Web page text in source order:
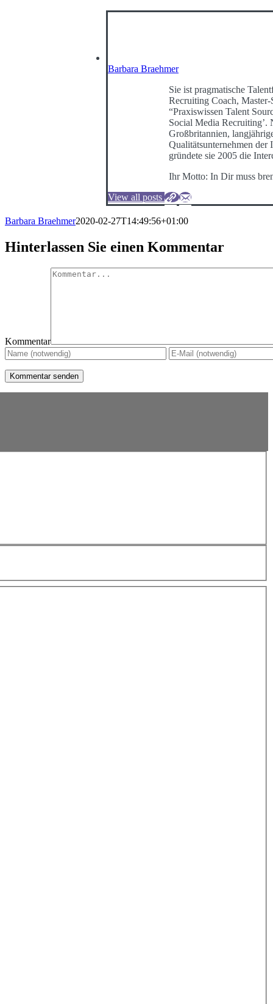
Barbara Braehmer
Sie ist pragmatische
Recruiting Coach,
“Praxiswissen Talent
Social Media
Großbritannien,
Qualitätsunternehmen der
gründete sie 2005 die
Ihr Motto: In Dir muss
View all posts
Barbara Braehmer2020-02-27T14:49:56+01:00
Hinterlassen Sie einen Kommentar
Kommentar